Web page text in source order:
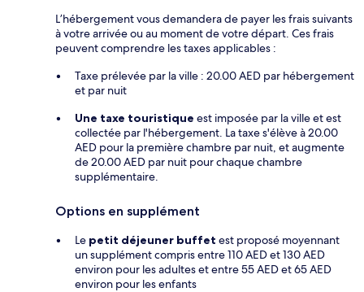
L’hébergement vous demandera de payer les frais suivants
à votre arrivée ou au moment de votre départ. Ces frais
peuvent comprendre les taxes applicables :
Taxe prélevée par la ville : 20.00 AED par hébergement
et par nuit
Une taxe touristique est imposée par la ville et est
collectée par l'hébergement. La taxe s'élève à 20.00
AED pour la première chambre par nuit, et augmente
de 20.00 AED par nuit pour chaque chambre
supplémentaire.
Options en supplément
Le petit déjeuner buffet est proposé moyennant
un supplément compris entre 110 AED et 130 AED
environ pour les adultes et entre 55 AED et 65 AED
environ pour les enfants